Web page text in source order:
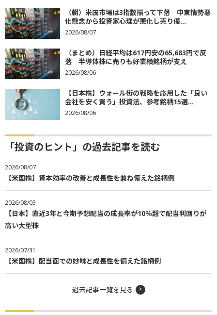
（朝）米国市場は3指数揃って下落 中東情勢悪
化懸念から投資家心理が悪化し売り優...
2026/08/07
（まとめ）日経平均は617円安の65,683円で反
落 半導体株に売りも好業績銘柄が支え
2026/08/06
【日本株】ウォール街の戦略を応用した「良い
会社を安く買う」投資法、参考銘柄15選...
2026/08/06
「投資のヒント」の過去記事を読む
2026/08/07
【米国株】資本効率の改善と成長性を兼ね備えた銘柄例
2026/08/03
【日本】直近3年と今期予想配当の成長率が10％超で配当利回りが
高い大型株
2026/07/31
【米国株】配当面での妙味と成長性を備えた銘柄例
過去記事一覧を見る